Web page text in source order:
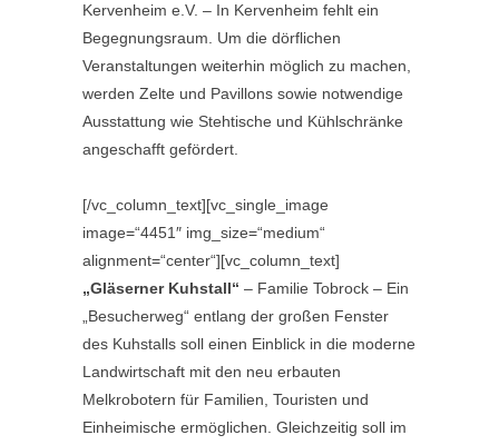
Kervenheim e.V. – In Kervenheim fehlt ein
Begegnungsraum. Um die dörflichen
Veranstaltungen weiterhin möglich zu machen,
werden Zelte und Pavillons sowie notwendige
Ausstattung wie Stehtische und Kühlschränke
angeschafft gefördert.
[/vc_column_text][vc_single_image
image=“4451″ img_size=“medium“
alignment=“center“][vc_column_text]
„Gläserner Kuhstall“ – Familie Tobrock – Ein
„Besucherweg“ entlang der großen Fenster
des Kuhstalls soll einen Einblick in die moderne
Landwirtschaft mit den neu erbauten
Melkrobotern für Familien, Touristen und
Einheimische ermöglichen. Gleichzeitig soll im